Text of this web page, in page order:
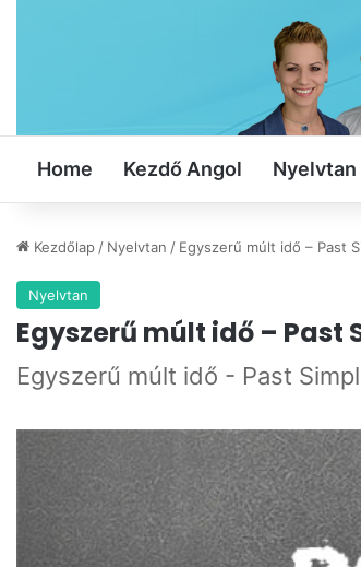
Home Kezdő Angol Nyelvtan
Kezdőlap / Nyelvtan / Egyszerű múlt idő – Past
Nyelvtan
Egyszerű múlt idő – Past
Egyszerű múlt idő - Past